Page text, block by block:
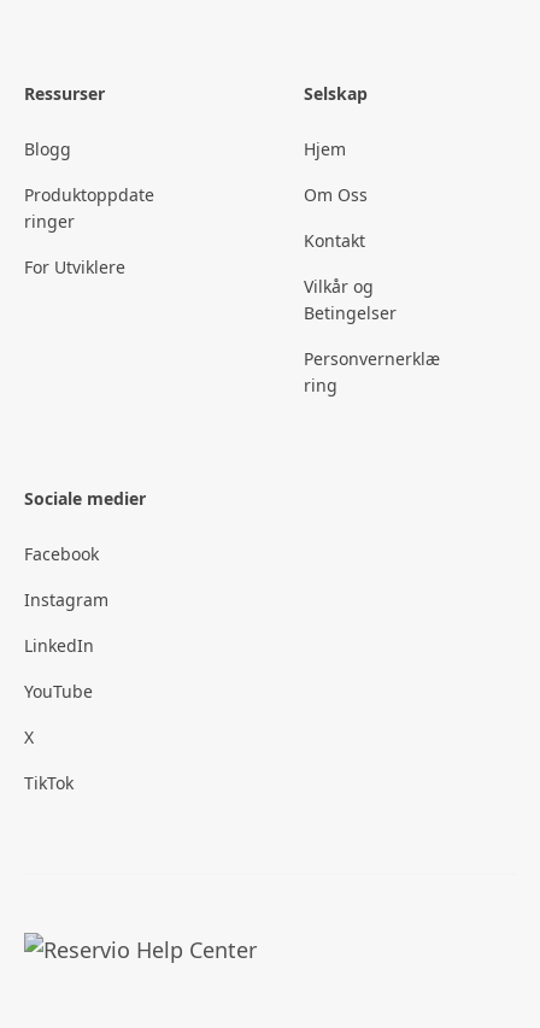
Ressurser
Blogg
Produktoppdate
ringer
For Utviklere
Selskap
Hjem
Om Oss
Kontakt
Vilkår og
Betingelser
Personvernerklæ
ring
Sociale medier
Facebook
Instagram
LinkedIn
YouTube
X
TikTok